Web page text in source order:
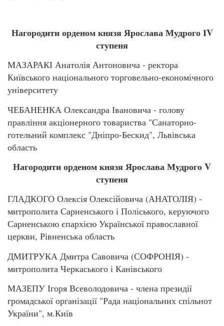
Нагородити орденом князя Ярослава Мудрого ІV
ступеня
МАЗАРАКІ Анатолія Антоновича - ректора
Київського національного торговельно-економічного
університету
ЧЕБАНЕНКА Олександра Івановича - голову
правління акціонерного товариства "Санаторно-
готельний комплекс "Дніпро-Бескид", Львівська
область
Нагородити орденом князя Ярослава Мудрого V
ступеня
ГЛАДКОГО Олексія Олексійовича (АНАТОЛІЯ) -
митрополита Сарненського і Поліського, керуючого
Сарненською єпархією Української православної
церкви, Рівненська область
ДМИТРУКА Дмитра Савовича (СОФРОНІЯ) -
митрополита Черкаського і Канівського
МАЗЕПУ Ігоря Всеволодовича - члена президії
громадської організації "Рада національних спільнот
України", м.Київ